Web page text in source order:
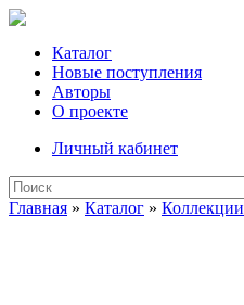
Каталог
Новые поступления
Авторы
О проекте
Личный кабинет
Главная » Каталог » Коллекции